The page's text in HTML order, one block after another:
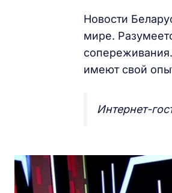
Новости
мире.
имеют свой
Интернет-